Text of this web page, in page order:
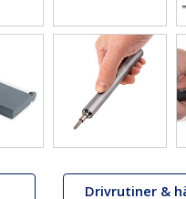
Drivrutiner &